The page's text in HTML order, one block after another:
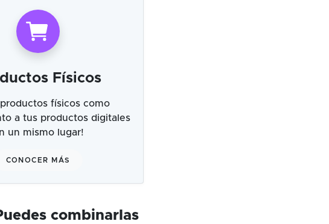
Físicos
físicos como
a tus productos digitales
un mismo lugar!
CONOCER MÁS
combinarlas